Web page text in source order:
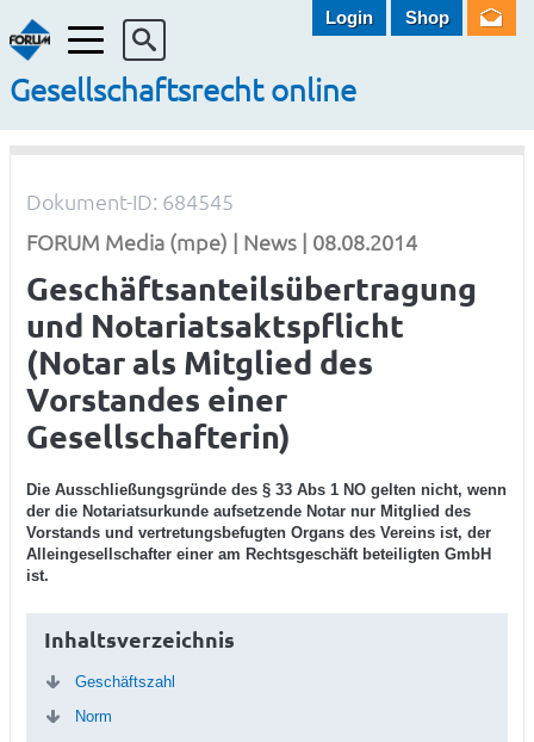
Menü
Gesellschaftsrecht online
Login Shop
Dokument-ID: 684545
FORUM Media (mpe) | News | 08.08.2014
Geschäftsanteilsübertragung
und Notariatsaktspflicht
(Notar als Mitglied des
Vorstandes einer
Gesellschafterin)
Die Ausschließungsgründe des § 33 Abs 1 NO gelten nicht, wenn
der die Notariatsurkunde aufsetzende Notar nur Mitglied des
Vorstands und vertretungsbefugten Organs des Vereins ist, der
Alleingesellschafter einer am Rechtsgeschäft beteiligten GmbH
ist.
Inhaltsverzeichnis
Geschäftszahl
Norm